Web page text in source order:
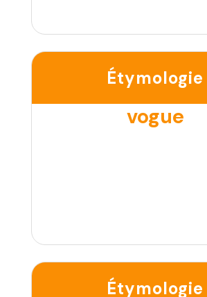
Étymologie
vogue
Étymologie